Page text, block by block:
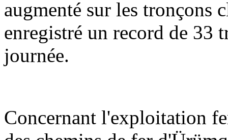
augmenté sur les
enregistré un record de 33
journée.
Concernant l'exploitation